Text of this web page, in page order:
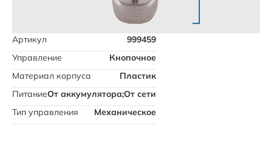
Артикул
999459
Управление
Кнопочное
Материал корпуса
Пластик
ПитаниеОт аккумулятора;От сети
Тип управления
Механическое